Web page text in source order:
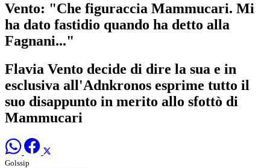
Vento: "Che figuraccia Mammucari. Mi
ha dato fastidio quando ha detto alla
Fagnani..."
Flavia Vento decide di dire la sua e in
esclusiva all'Adnkronos esprime tutto il
suo disappunto in merito allo sfottò di
Mammucari
Golssip